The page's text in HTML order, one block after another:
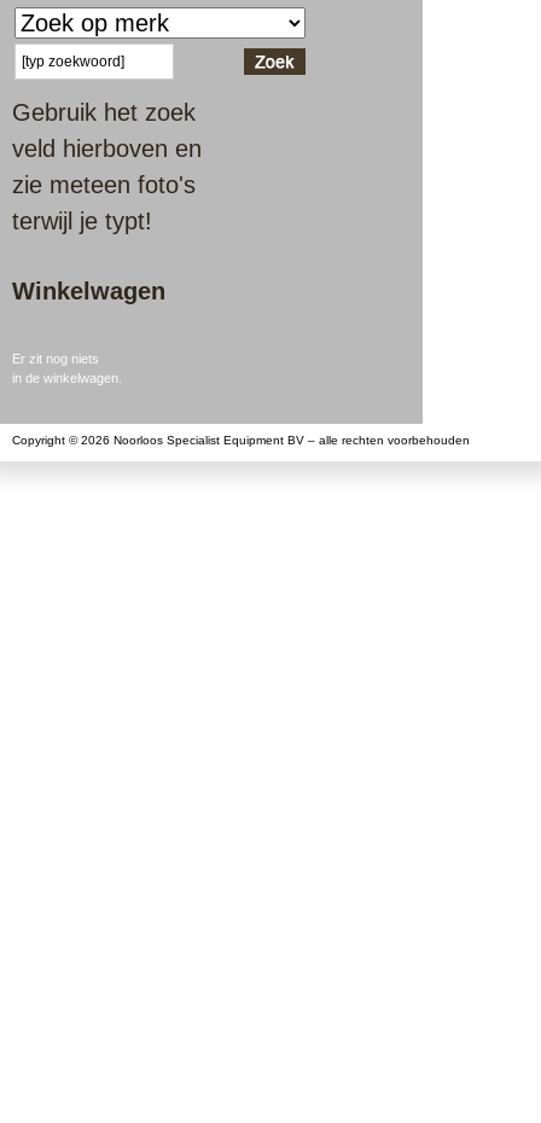
Gebruik het zoek
veld hierboven en
zie meteen foto's
terwijl je typt!
Winkelwagen
Er zit nog niets
in de winkelwagen.
Copyright © 2026 Noorloos Specialist Equipment BV – alle rechten voorbehouden